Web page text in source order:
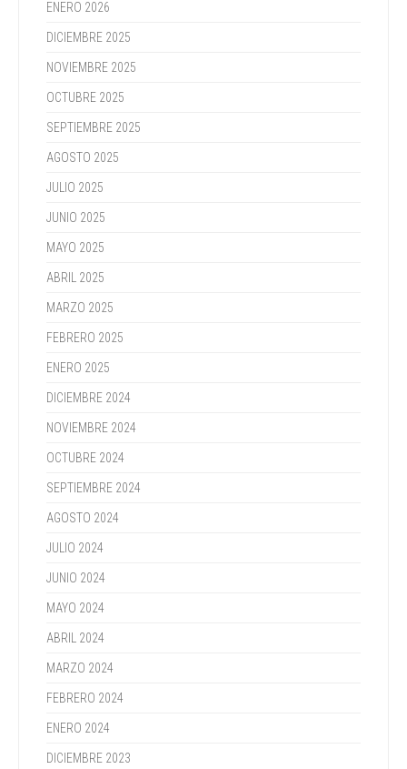
ENERO 2026
DICIEMBRE 2025
NOVIEMBRE 2025
OCTUBRE 2025
SEPTIEMBRE 2025
AGOSTO 2025
JULIO 2025
JUNIO 2025
MAYO 2025
ABRIL 2025
MARZO 2025
FEBRERO 2025
ENERO 2025
DICIEMBRE 2024
NOVIEMBRE 2024
OCTUBRE 2024
SEPTIEMBRE 2024
AGOSTO 2024
JULIO 2024
JUNIO 2024
MAYO 2024
ABRIL 2024
MARZO 2024
FEBRERO 2024
ENERO 2024
DICIEMBRE 2023